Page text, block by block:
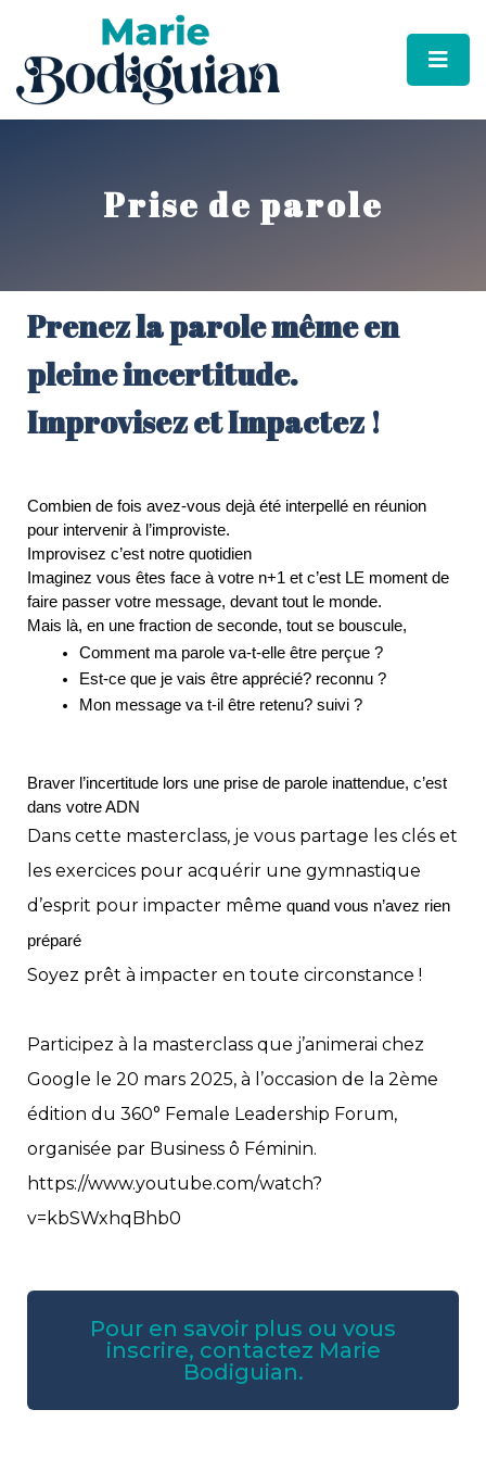
Prise de parole
Prenez la parole même en
pleine incertitude.
Improvisez et Impactez !
Combien de fois avez-vous dejà été interpellé en réunion
pour intervenir à l’improviste.
Improvisez c’est notre quotidien
Imaginez vous êtes face à votre n+1 et c’est LE moment de
faire passer votre message, devant tout le monde.
Mais là, en une fraction de seconde, tout se bouscule,
Comment ma parole va-t-elle être perçue ?
Est-ce que je vais être apprécié? reconnu ?
Mon message va t-il être retenu? suivi ?
Braver l’incertitude lors une prise de parole inattendue, c’est
dans votre ADN
Dans cette masterclass, je vous partage les clés et
les exercices pour acquérir une gymnastique
d’esprit pour impacter même quand vous n’avez rien
préparé
Soyez prêt à impacter en toute circonstance !
Participez à la masterclass que j’animerai chez
Google le 20 mars 2025, à l’occasion de la 2ème
édition du 360° Female Leadership Forum,
organisée par Business ô Féminin.
https://www.youtube.com/watch?
v=kbSWxhqBhb0
Pour en savoir plus ou vous
inscrire, contactez Marie
Bodiguian.